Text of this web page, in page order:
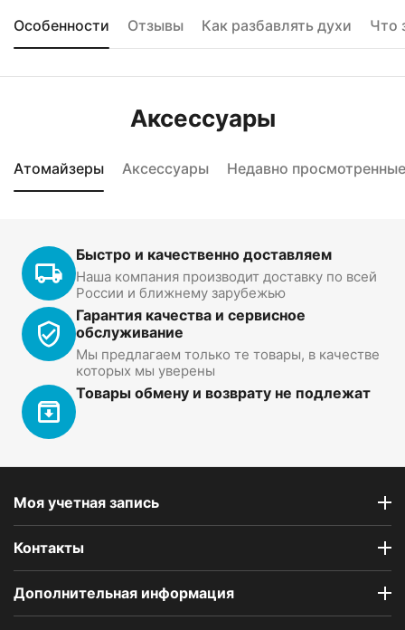
Особенности Отзывы Как разбавлять духи Что
Аксессуары
Атомайзеры Аксессуары Недавно просмотренные
Быстро и качественно доставляем
Наша компания производит доставку по всей
России и ближнему зарубежью
Гарантия качества и сервисное
обслуживание
Мы предлагаем только те товары, в качестве
которых мы уверены
Товары обмену и возврату не подлежат
Моя учетная запись
Контакты
Дополнительная информация